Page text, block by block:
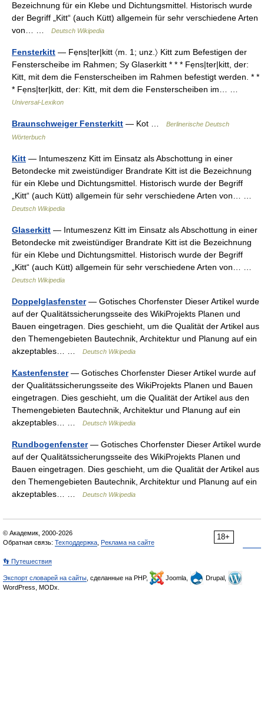
Bezeichnung für ein Klebe und Dichtungsmittel. Historisch wurde
der Begriff „Kitt“ (auch Kütt) allgemein für sehr verschiedene Arten
von… …
Deutsch Wikipedia
Fensterkitt — Fẹns|ter|kitt 〈m. 1; unz.〉 Kitt zum Befestigen der
Fensterscheibe im Rahmen; Sy Glaserkitt * * * Fẹns|ter|kitt, der:
Kitt, mit dem die Fensterscheiben im Rahmen befestigt werden. * *
* Fẹns|ter|kitt, der: Kitt, mit dem die Fensterscheiben im… …
Universal-Lexikon
Braunschweiger Fensterkitt — Kot …
Berlinerische Deutsch
Wörterbuch
Kitt — Intumeszenz Kitt im Einsatz als Abschottung in einer
Betondecke mit zweistündiger Brandrate Kitt ist die Bezeichnung
für ein Klebe und Dichtungsmittel. Historisch wurde der Begriff
„Kitt“ (auch Kütt) allgemein für sehr verschiedene Arten von… …
Deutsch Wikipedia
Glaserkitt — Intumeszenz Kitt im Einsatz als Abschottung in einer
Betondecke mit zweistündiger Brandrate Kitt ist die Bezeichnung
für ein Klebe und Dichtungsmittel. Historisch wurde der Begriff
„Kitt“ (auch Kütt) allgemein für sehr verschiedene Arten von… …
Deutsch Wikipedia
Doppelglasfenster— Gotisches Chorfenster Dieser Artikel wurde
auf der Qualitätssicherungsseite des WikiProjekts Planen und
Bauen eingetragen. Dies geschieht, um die Qualität der Artikel aus
den Themengebieten Bautechnik, Architektur und Planung auf ein
akzeptables… …
Deutsch Wikipedia
Kastenfenster— Gotisches Chorfenster Dieser Artikel wurde auf
der Qualitätssicherungsseite des WikiProjekts Planen und Bauen
eingetragen. Dies geschieht, um die Qualität der Artikel aus den
Themengebieten Bautechnik, Architektur und Planung auf ein
akzeptables… …
Deutsch Wikipedia
Rundbogenfenster— Gotisches Chorfenster Dieser Artikel wurde
auf der Qualitätssicherungsseite des WikiProjekts Planen und
Bauen eingetragen. Dies geschieht, um die Qualität der Artikel aus
den Themengebieten Bautechnik, Architektur und Planung auf ein
akzeptables… …
Deutsch Wikipedia
18+
© Академик, 2000-2026
Обратная связь: Техподдержка Реклама на сайте
👣 Путешествия
Экспорт словарей на сайты , сделанные на PHP, Joomla,
Drupal,
WordPress, MODx.